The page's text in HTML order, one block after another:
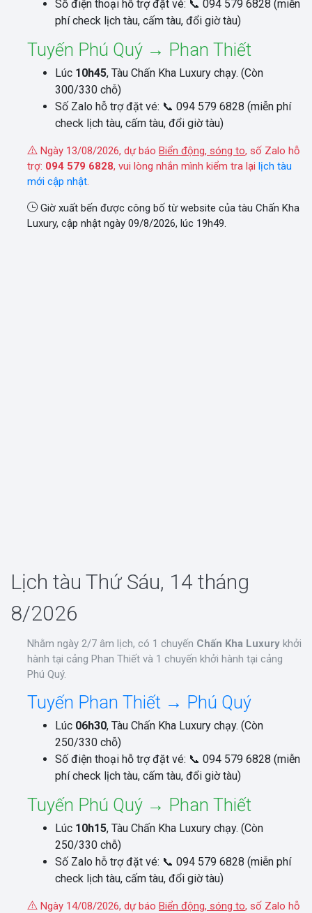
Số điện thoại hỗ trợ đặt vé: 📞 094 579 6828 (miễn
phí check lịch tàu, cấm tàu, đổi giờ tàu)
Tuyến Phú Quý → Phan Thiết
Lúc 10h45, Tàu Chấn Kha Luxury chạy. (Còn
300/330 chỗ)
Số Zalo hỗ trợ đặt vé: 📞 094 579 6828 (miễn phí
check lịch tàu, cấm tàu, đổi giờ tàu)
Ngày 13/08/2026, dự báo Biển động, sóng to, số Zalo hỗ
trợ: 094 579 6828, vui lòng nhắn mình kiểm tra lại lịch tàu
mới cập nhật.
Giờ xuất bến được công bố từ website của tàu Chấn Kha
Luxury, cập nhật ngày 09/8/2026, lúc 19h49.
Lịch tàu Thứ Sáu, 14 tháng
8/2026
Nhằm ngày 2/7 âm lịch, có 1 chuyến Chấn Kha Luxury khởi
hành tại cảng Phan Thiết và 1 chuyến khởi hành tại cảng
Phú Quý.
Tuyến Phan Thiết → Phú Quý
Lúc 06h30, Tàu Chấn Kha Luxury chạy. (Còn
250/330 chỗ)
Số điện thoại hỗ trợ đặt vé: 📞 094 579 6828 (miễn
phí check lịch tàu, cấm tàu, đổi giờ tàu)
Tuyến Phú Quý → Phan Thiết
Lúc 10h15, Tàu Chấn Kha Luxury chạy. (Còn
250/330 chỗ)
Số Zalo hỗ trợ đặt vé: 📞 094 579 6828 (miễn phí
check lịch tàu, cấm tàu, đổi giờ tàu)
Ngày 14/08/2026, dự báo Biển động, sóng to, số Zalo hỗ